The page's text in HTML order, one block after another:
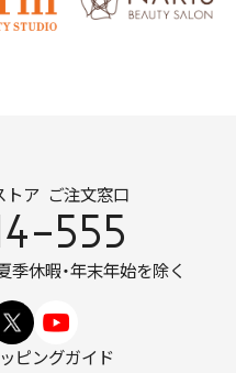
トア ご注文窓口
555
季休暇・年末年始を除く
ピングガイド